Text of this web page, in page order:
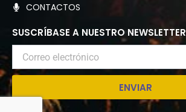
CONTACTOS
SUSCRÍBASE A NUESTRO NEWSLETTER
electrónico
ENVIAR